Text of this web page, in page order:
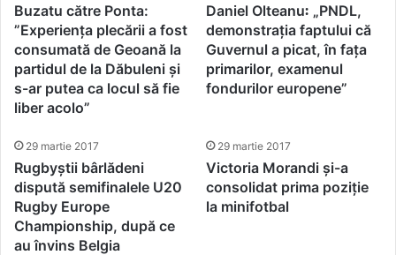
Buzatu către Ponta:
”Experiența plecării a fost
consumată de Geoană la
partidul de la Dăbuleni și
s-ar putea ca locul să fie
liber acolo”
Daniel Olteanu꞉ „PNDL,
demonstrația faptului că
Guvernul a picat, în fața
primarilor, examenul
fondurilor europene”
29 martie 2017
Rugbyștii bârlădeni
dispută semifinalele U20
Rugby Europe
Championship, după ce
au învins Belgia
29 martie 2017
Victoria Morandi și-a
consolidat prima poziție
la minifotbal